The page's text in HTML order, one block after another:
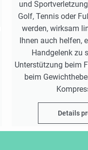
und
Golf, Tennis oder
werden, wirksam
Ihnen auch helfen,
Handgelenk zu
Unterstützung beim
beim
Details